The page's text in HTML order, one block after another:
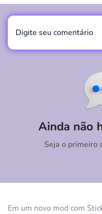
Em um novo mod com
Ainda não
Seja o primeiro
Digite seu comentário